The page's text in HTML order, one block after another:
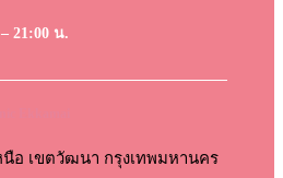
21:00 น.
อ เขตวัฒนา กรุงเทพมหานคร